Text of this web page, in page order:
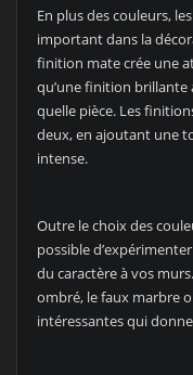
En plus des couleurs,
important dans la
finition mate crée une
qu’une finition brillante
quelle pièce. Les
deux, en ajoutant une
intense.
Outre le choix des
possible
du caractère à vos
ombré, le faux marbre
intéressantes qui